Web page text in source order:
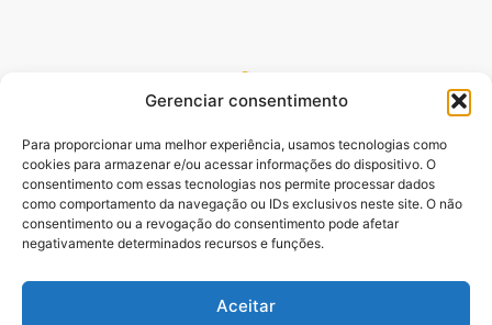
Gerenciar consentimento
Para proporcionar uma melhor experiência, usamos tecnologias como
cookies para armazenar e/ou acessar informações do dispositivo. O
consentimento com essas tecnologias nos permite processar dados
como comportamento da navegação ou IDs exclusivos neste site. O não
consentimento ou a revogação do consentimento pode afetar
negativamente determinados recursos e funções.
Aceitar
Site oficial do pré lançamento do Livro Desbloqueando o
Emanuel Batista,.